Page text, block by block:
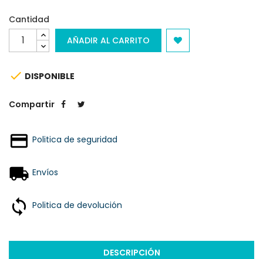
Cantidad
AÑADIR AL CARRITO
 DISPONIBLE
Compartir
Politica de seguridad
Envíos
Politica de devolución
DESCRIPCIÓN